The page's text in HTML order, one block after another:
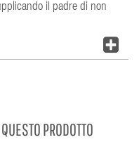
il padre di non
PRODOTTO